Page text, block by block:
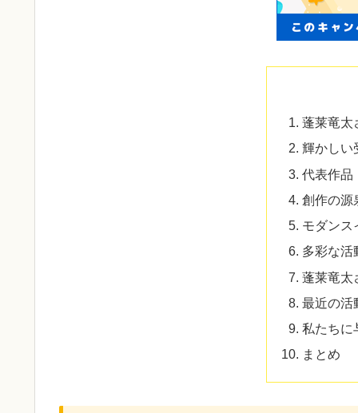
蓬莱竜太
輝かしい
代表作品
創作の源
モダンス
多彩な活
蓬莱竜太
最近の活
私たちに
まとめ